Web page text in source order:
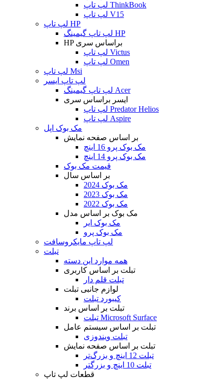
لپ تاپ ThinkBook
لپ تاپ V15
لپ تاپ HP
لپ تاپ گیمینگ HP
HP براساس سری
لپ تاپ Victus
لپ تاپ Omen
لپ تاپ Msi
لپ تاپ ایسر
لپ تاپ گیمینگ Acer
ایسر براساس سری
لپ تاپ Predator Helios
لپ تاپ Aspire
مک بوک اپل
بر اساس صفحه نمایش
مک بوک پرو 16 اینچ
مک بوک پرو 14 اینچ
قیمت مک بوک
بر اساس سال
مک بوک 2024
مک بوک 2023
مک بوک 2022
مک بوک بر اساس مدل
مک بوک ایر
مک بوک پرو
لپ تاپ مایکروسافت
تبلت
همه موارد این دسته
تبلت بر اساس کاربری
تبلت قلم دار
لوازم جانبی تبلت
کیبورد تبلت
تبلت بر اساس برند
تبلت Microsoft Surface
تبلت بر اساس سیستم عامل
تبلت ویندوزی
تبلت بر اساس صفحه نمایش
تبلت 12 اینچ و بزرگ‌تر
تبلت 10 اینچ و بزرگتر
قطعات لپ تاپ